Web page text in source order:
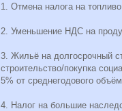
1. Отмена налога на топливо.
2. Уменьшение НДС на
3. Жильё на долгосрочный
строительство/покупка
5% от среднегодового
4. Налог на большие